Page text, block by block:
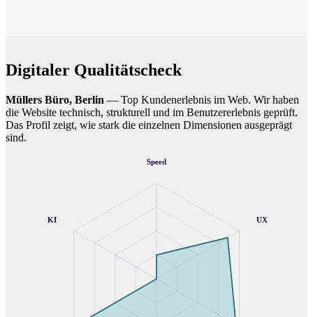
Digitaler Qualitätscheck
Müllers Büro, Berlin — Top Kundenerlebnis im Web. Wir haben
die Website technisch, strukturell und im Benutzererlebnis geprüft.
Das Profil zeigt, wie stark die einzelnen Dimensionen ausgeprägt
sind.
Speed
UX
KI